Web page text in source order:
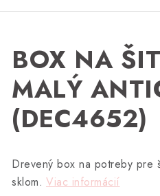
BOX NA
MALÝ
(DEC4652)
Drevený box na potreby pre
sklom. Viac informácií